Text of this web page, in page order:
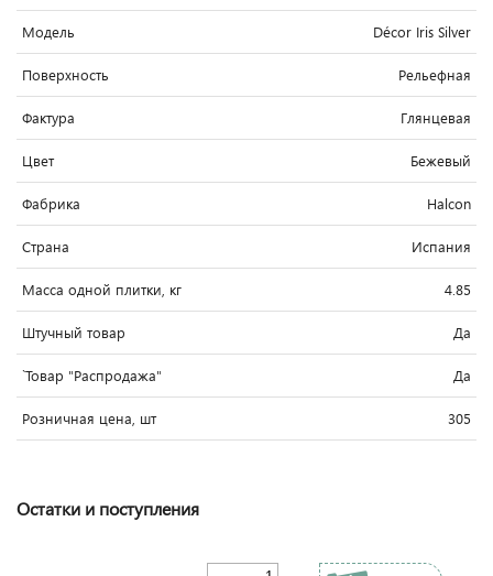
Модель Décor Iris Silver
Поверхность Рельефная
Фактура Глянцевая
Цвет Бежевый
Фабрика Halcon
Страна Испания
Масса одной плитки, кг 4.85
Штучный товар Да
`Товар "Распродажа" Да
Розничная цена, шт 305
Остатки и поступления